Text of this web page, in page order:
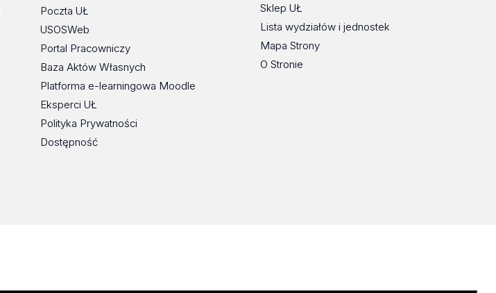
Poczta UŁ
USOSWeb
Portal Pracowniczy
Baza Aktów Własnych
Platforma e-learningowa Moodle
Eksperci UŁ
Polityka Prywatności
Dostępność
Sklep UŁ
Lista wydziałów i jednostek
Mapa Strony
O Stronie